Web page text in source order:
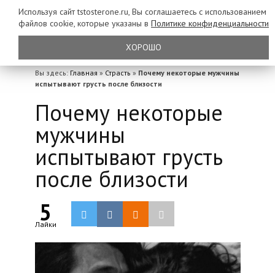
Вы здесь: Главная » Страсть » Почему некоторые мужчины
испытывают грусть после близости
Почему некоторые
мужчины
испытывают грусть
после близости
5
Лайки
Используя сайт tstosterone.ru, Вы соглашаетесь с использованием
файлов cookie, которые указаны в Политике конфиденциальности
ХОРОШО